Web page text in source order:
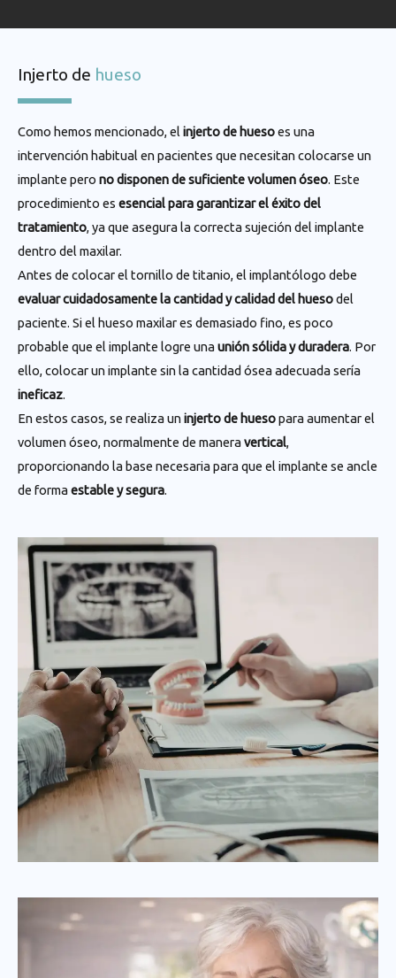
Injerto de hueso
Como hemos mencionado, el injerto de huesoes una
intervención habitual en pacientes que necesitan colocarse un
implante pero no disponen de suficiente volumen óseo. Este
procedimiento es esencial para garantizar el éxito del
tratamiento, ya que asegura la correcta sujeción del implante
dentro del maxilar.
Antes de colocar el tornillo de titanio, el implantólogo debe
evaluar cuidadosamente la cantidad y calidad del huesodel
paciente. Si el hueso maxilar es demasiado fino, es poco
probable que el implante logre unaunión sólida y duradera. Por
ello, colocar un implante sin la cantidad ósea adecuada sería
ineficaz.
En estos casos, se realiza uninjerto de huesopara aumentar el
volumen óseo, normalmente de maneravertical,
proporcionando la base necesaria para que el implante se ancle
de formaestable y segura.